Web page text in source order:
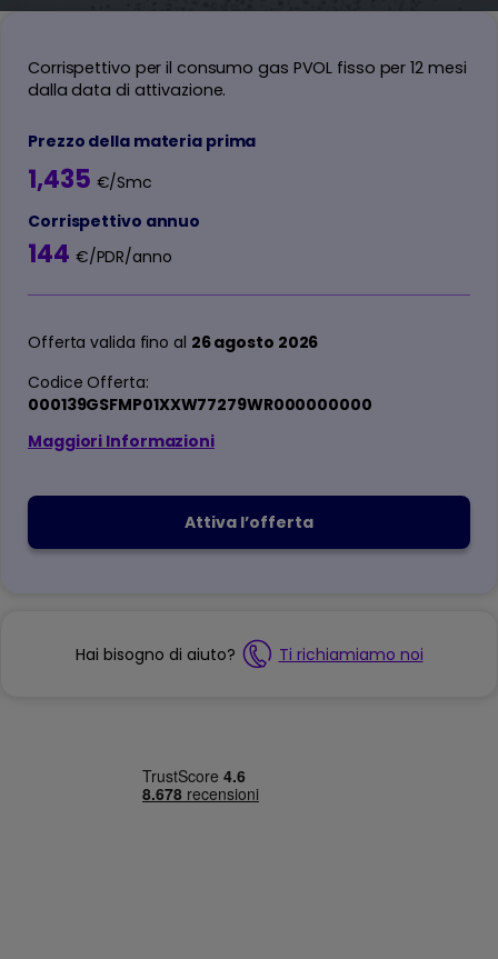
Corrispettivo per il consumo gas PVOL fisso per 12 mesi
dalla data di attivazione.
Prezzo della materia prima
1,435 €/Smc
Corrispettivo annuo
144 €/PDR/anno
Offerta valida fino al 26 agosto 2026
Codice Offerta:
000139GSFMP01XXW77279WR000000000
Maggiori Informazioni
Attiva l’offerta
Hai bisogno di aiuto? Ti richiamiamo noi